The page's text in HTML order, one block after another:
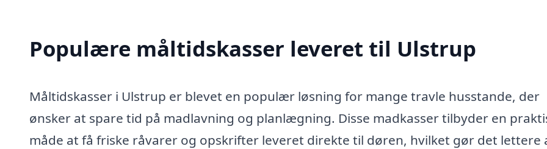
Populære måltidskasser leveret til Ulstrup
Måltidskasser i Ulstrup er blevet en populær løsning for mange travle husstande, der
ønsker at spare tid på madlavning og planlægning. Disse madkasser tilbyder en
måde at få friske råvarer og opskrifter leveret direkte til døren, hvilket gør det lettere